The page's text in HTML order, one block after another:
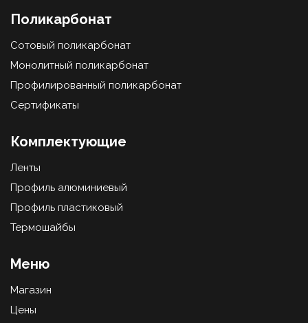
Поликарбонат
Сотовый поликарбонат
Монолитный поликарбонат
Профилированный поликарбонат
Сертификаты
Комплектующие
Ленты
Профиль алюминиевый
Профиль пластиковый
Термошайбы
Меню
Магазин
Цены